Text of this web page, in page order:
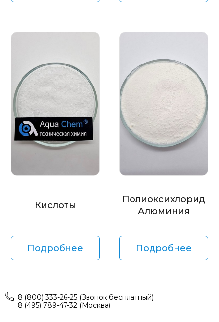
Кислоты
Подробнее
Полиоксихлорид
Алюминия
Подробнее
8 (800) 333-26-25 (Звонок бесплатный)
8 (495) 789-47-32 (Москва)